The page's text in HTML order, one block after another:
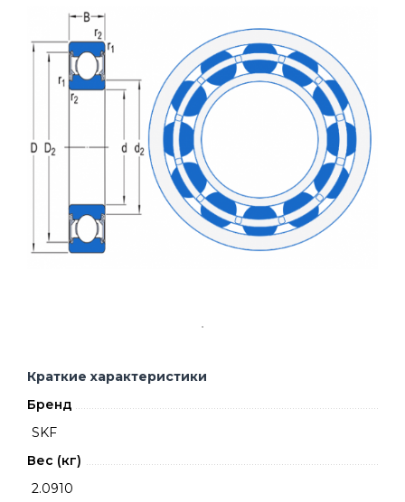
Краткие характеристики
Бренд
SKF
Вес (кг)
2.0910